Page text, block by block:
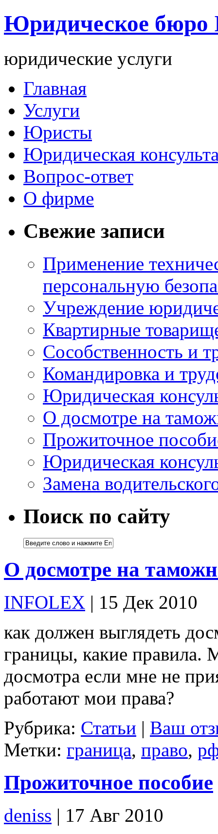
Юридическое бюро
юридические услуги
Главная
Услуги
Юристы
Юридическая
Вопрос-ответ
О фирме
Свежие записи
Применение
персональную
Учреждение
Квартирные
Сособственность и
Командировка и
Юридическая
О досмотре на
Прожиточное
Юридическая
Замена
Поиск по сайту
О досмотре на
INFOLEX | 15 Дек 2010
как должен выглядеть
границы, какие правила.
досмотра если мне не
работают мои права?
Рубрика: Статьи | Ваш
Метки: граница, право,
Прожиточное пособие
deniss | 17 Авг 2010